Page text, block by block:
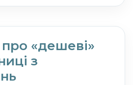
«дешеві»
з